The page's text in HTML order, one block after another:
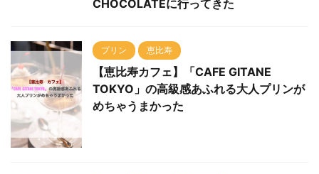
プリン 恵比寿
【恵比寿カフェ】「CAFE GITANE
TOKYO」の高級感あふれる大人プリンが
めちゃうまかった